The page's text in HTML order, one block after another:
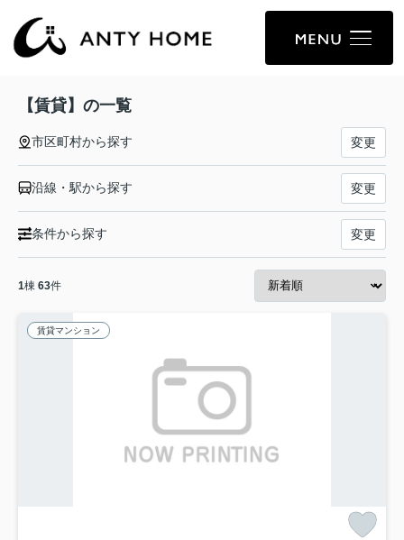
【賃貸】の一覧
市区町村から探す 変更
沿線・駅から探す 変更
条件から探す 変更
1棟 63件
賃貸マンション